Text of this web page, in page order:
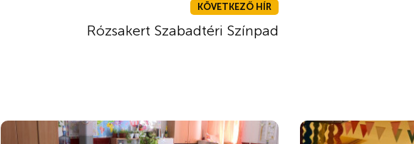
KÖVETKEZŐ HÍR
Rózsakert Szabadtéri Színpad